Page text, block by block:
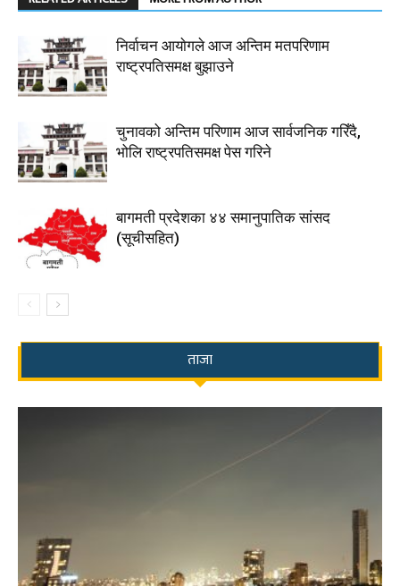
निर्वाचन आयाेगले आज अन्तिम मतपरिणाम
राष्ट्रपतिसमक्ष बुझाउने
चुनावको अन्तिम परिणाम आज सार्वजनिक गरिँदै,
भोलि राष्ट्रपतिसमक्ष पेस गरिने
बागमती प्रदेशका ४४ समानुपातिक सांसद
(सूचीसहित)
ताजा